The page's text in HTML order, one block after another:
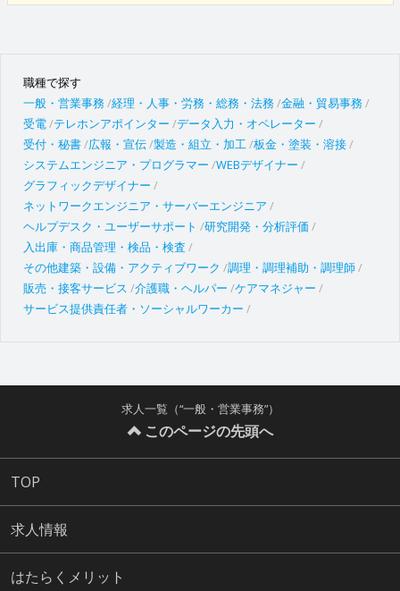
職種で探す
一般・営業事務 経理・人事・労務・総務・法務 金融・貿易事務
受電 テレホンアポインター データ入力・オペレーター
受付・秘書 広報・宣伝 製造・組立・加工 板金・塗装・溶接
システムエンジニア・プログラマー WEBデザイナー
グラフィックデザイナー
ネットワークエンジニア・サーバーエンジニア
ヘルプデスク・ユーザーサポート
研究開発・分析評価
入出庫・商品管理・検品・検査
その他建築・設備・アクティブワーク 調理・調理補助・調理師
販売・接客サービス 介護職・ヘルパー ケアマネジャー
サービス提供責任者・ソーシャルワーカー
求人一覧（“一般・営業事務”）
このページの先頭へ
TOP
求人情報
はたらくメリット